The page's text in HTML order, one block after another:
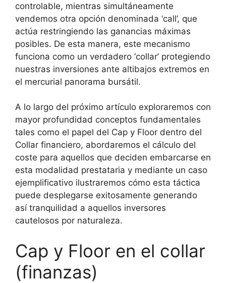
controlable, mientras simultáneamente
vendemos otra opción denominada ‘call’, que
actúa restringiendo las ganancias máximas
posibles. De esta manera, este mecanismo
funciona como un verdadero ‘collar’ protegiendo
nuestras inversiones ante altibajos extremos en
el mercurial panorama bursátil.
A lo largo del próximo artículo exploraremos con
mayor profundidad conceptos fundamentales
tales como el papel del Cap y Floor dentro del
Collar financiero, abordaremos el cálculo del
coste para aquellos que deciden embarcarse en
esta modalidad prestataria y mediante un caso
ejemplificativo ilustraremos cómo esta táctica
puede desplegarse exitosamente generando
así tranquilidad a aquellos inversores
cautelosos por naturaleza.
Cap y Floor en el collar
(finanzas)